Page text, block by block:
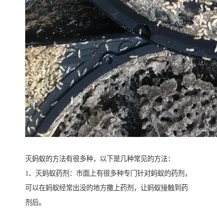
灭蚂蚁的方法有很多种，以下是几种常见的方法：
1、灭蚂蚁药剂：市面上有很多种专门针对蚂蚁的药剂，
可以在蚂蚁经常出没的地方撒上药剂，让蚂蚁接触到药
剂后。